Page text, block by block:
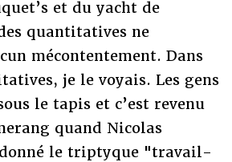
et du yacht de
quantitatives ne
mécontentement. Dans
je le voyais. Les gens
le tapis et c’est revenu
quand Nicolas
le triptyque "travail-